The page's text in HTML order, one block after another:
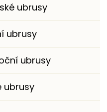
ubrusy
ubrusy
ubrusy
ubrusy